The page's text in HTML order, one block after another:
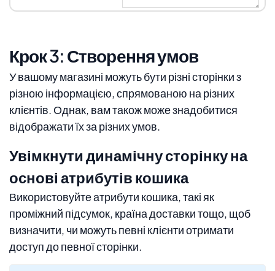
Крок 3: Створення умов
У вашому магазині можуть бути різні сторінки з
різною інформацією, спрямованою на різних
клієнтів. Однак, вам також може знадобитися
відображати їх за різних умов.
Увімкнути динамічну сторінку на
основі атрибутів кошика
Використовуйте атрибути кошика, такі як
проміжний підсумок, країна доставки тощо, щоб
визначити, чи можуть певні клієнти отримати
доступ до певної сторінки.